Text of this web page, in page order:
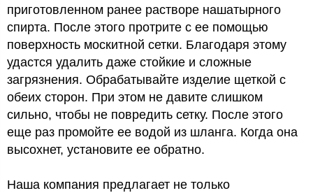
приготовленном ранее растворе нашатырного
спирта. После этого протрите с ее помощью
поверхность москитной сетки. Благодаря этому
удастся удалить даже стойкие и сложные
загрязнения. Обрабатывайте изделие щеткой с
обеих сторон. При этом не давите слишком
сильно, чтобы не повредить сетку. После этого
еще раз промойте ее водой из шланга. Когда она
высохнет, установите ее обратно.
Наша компания предлагает не только